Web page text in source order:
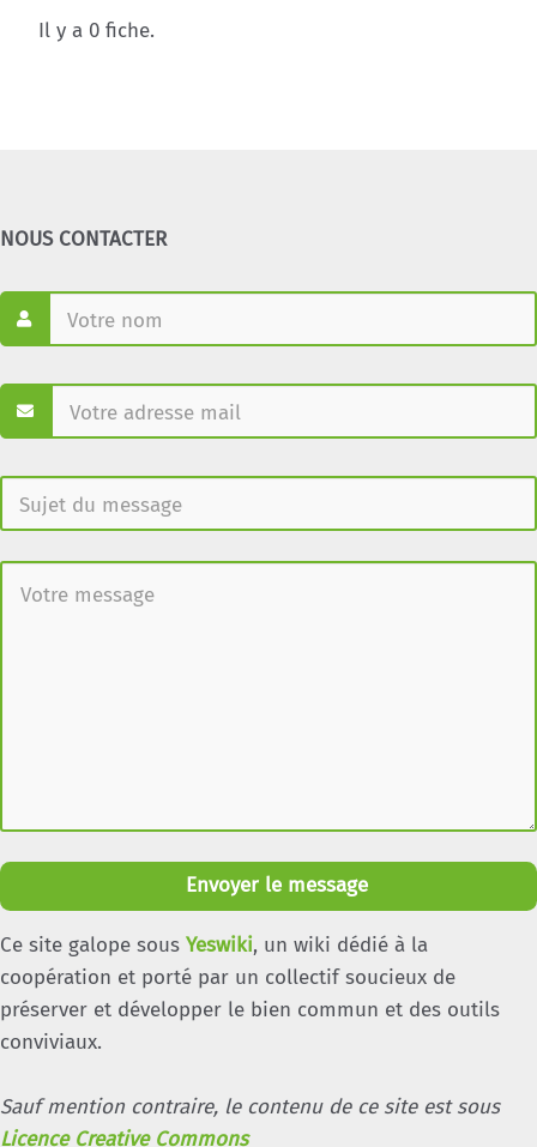
Il y a 0 fiche.
NOUS CONTACTER
Envoyer le message
Ce site galope sous Yeswiki, un wiki dédié à la
coopération et porté par un collectif soucieux de
préserver et développer le bien commun et des outils
conviviaux.
Sauf mention contraire, le contenu de ce site est sous
Licence Creative Commons